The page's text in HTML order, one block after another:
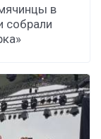
в
собрали